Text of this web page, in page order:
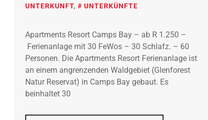
UNTERKUNFT, UNTERKÜNFTE
Apartments Resort Camps Bay – ab R 1.250 –
Ferienanlage mit 30 FeWos – 30 Schlafz. – 60
Personen. Die Apartments Resort Ferienanlage ist
an einem angrenzenden Waldgebiet (Glenforest
Natur Reservat) in Camps Bay gebaut. Es
beinhaltet 30